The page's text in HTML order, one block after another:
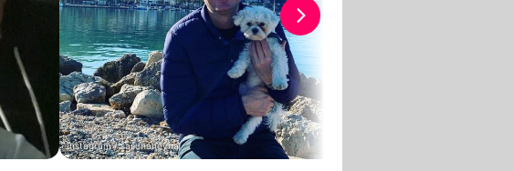
Instagram / saschaheyna